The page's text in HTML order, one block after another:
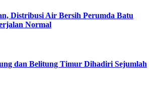
Distribusi Air Bersih Perumda Batu
Normal
dan Belitung Timur Dihadiri Sejumlah